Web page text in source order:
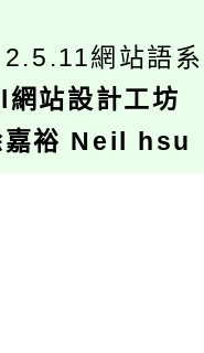
網站語
站設計工坊
嘉裕 Neil hsu